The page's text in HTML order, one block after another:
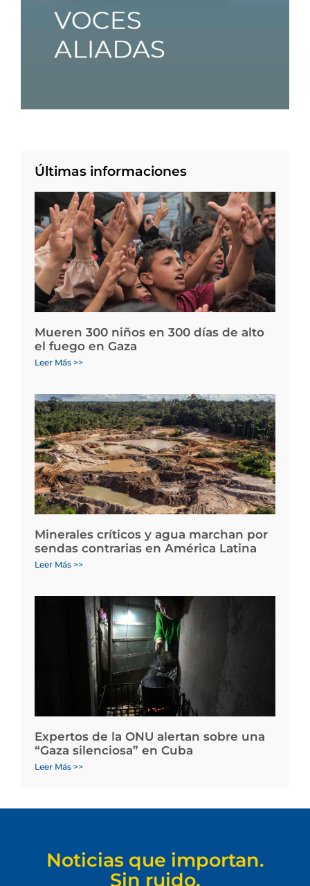
Últimas informaciones
Mueren 300 niños en 300 días de alto
el fuego en Gaza
Leer Más >>
Minerales críticos y agua marchan por
sendas contrarias en América Latina
Leer Más >>
Expertos de la ONU alertan sobre una
“Gaza silenciosa” en Cuba
Leer Más >>
Noticias que importan.
Sin ruido.